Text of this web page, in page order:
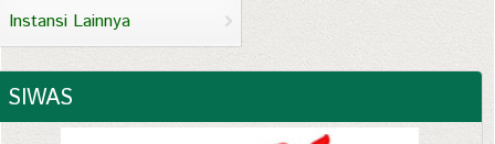
Instansi Lainnya
SIWAS